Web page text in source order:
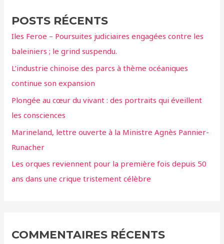
r
c
h
e
r
:
POSTS RÉCENTS
Iles Feroe – Poursuites judiciaires engagées contre les
baleiniers ; le grind suspendu.
L’industrie chinoise des parcs à thème océaniques
continue son expansion
Plongée au cœur du vivant : des portraits qui éveillent
les consciences
Marineland, lettre ouverte à la Ministre Agnès Pannier-
Runacher
Les orques reviennent pour la première fois depuis 50
ans dans une crique tristement célèbre
COMMENTAIRES RÉCENTS